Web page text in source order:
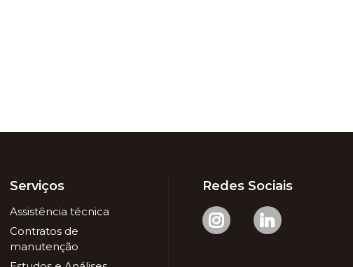
Serviços
Assistência técnica
Contratos de
manutenção
Redes Sociais